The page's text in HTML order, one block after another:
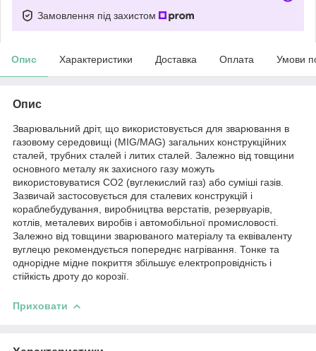
Замовлення під захистом
Опис Характеристики Доставка Оплата Умови
Опис
Зварювальний дріт, що використовується для зварювання в
газовому середовищі (MIG/MAG) загальних конструкційних
сталей, трубних сталей і литих сталей. Залежно від товщини
основного металу як захисного газу можуть
використовуватися СО2 (вуглекислий газ) або суміші газів.
Зазвичай застосовується для сталевих конструкцій і
кораблебудування, виробництва верстатів, резервуарів,
котлів, металевих виробів і автомобільної промисловості.
Залежно від товщини зварюваного матеріалу та еквіваленту
вуглецю рекомендується попереднє нагрівання. Тонке та
однорідне мідне покриття збільшує електропровідність і
стійкість дроту до корозії.
Приховати